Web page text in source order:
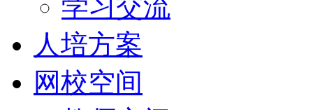
学习交流
人培方案
网校空间